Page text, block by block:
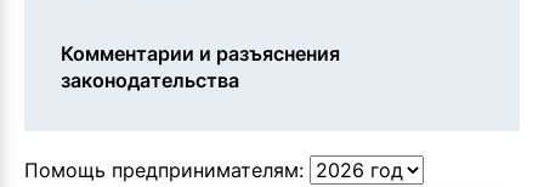
Комментарии и разъяснения
законодательства
Помощь предпринимателям: